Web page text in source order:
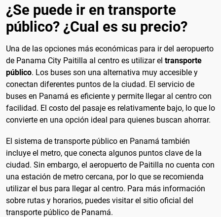
¿Se puede ir en transporte
público? ¿Cual es su precio?
Una de las opciones más económicas para ir del aeropuerto
de Panama City Paitilla al centro es utilizar el transporte
público. Los buses son una alternativa muy accesible y
conectan diferentes puntos de la ciudad. El servicio de
buses en Panamá es eficiente y permite llegar al centro con
facilidad. El costo del pasaje es relativamente bajo, lo que lo
convierte en una opción ideal para quienes buscan ahorrar.
El sistema de transporte público en Panamá también
incluye el metro, que conecta algunos puntos clave de la
ciudad. Sin embargo, el aeropuerto de Paitilla no cuenta con
una estación de metro cercana, por lo que se recomienda
utilizar el bus para llegar al centro. Para más información
sobre rutas y horarios, puedes visitar el sitio oficial del
transporte público de Panamá.